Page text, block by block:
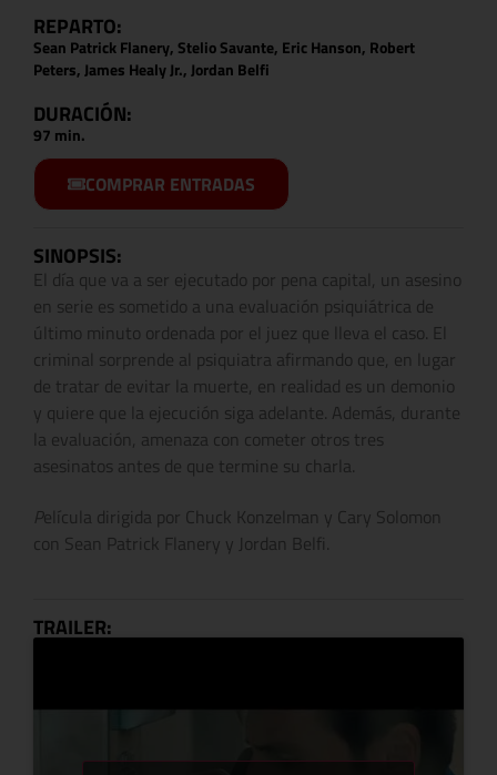
REPARTO:
Sean Patrick Flanery, Stelio Savante, Eric Hanson, Robert
Peters, James Healy Jr., Jordan Belfi
DURACIÓN:
97 min.
COMPRAR ENTRADAS
SINOPSIS:
El día que va a ser ejecutado por pena capital, un asesino
en serie es sometido a una evaluación psiquiátrica de
último minuto ordenada por el juez que lleva el caso. El
criminal sorprende al psiquiatra afirmando que, en lugar
de tratar de evitar la muerte, en realidad es un demonio
y quiere que la ejecución siga adelante. Además, durante
la evaluación, amenaza con cometer otros tres
asesinatos antes de que termine su charla.
Película dirigida por Chuck Konzelman y Cary Solomon
con Sean Patrick Flanery y Jordan Belfi.
TRAILER: